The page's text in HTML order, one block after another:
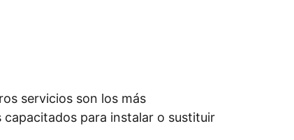
servicios son los más
para instalar o sustituir